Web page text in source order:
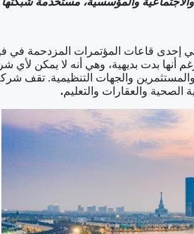
2025 – في إحدى قاعات المؤتمرات
بدت بديهية، وهي أنه لا يمكن لأي
والجهات التنظيمية. تقف
والعقارات والتعليم.